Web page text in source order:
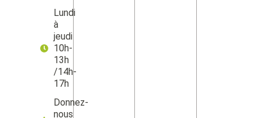
Lundi
à
jeudi
10h-
13h
/14h-
17h
Donnez-
nous